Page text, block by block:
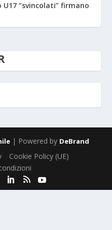
U17 “svincolati” firmano
| Powered by DeBrand
Cookie Policy (UE)